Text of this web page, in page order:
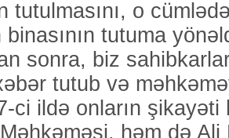
tutulmasını, o
binasının tutuma
sonra, biz
tutub və
ci ildə onların şikayəti
həm də Ali